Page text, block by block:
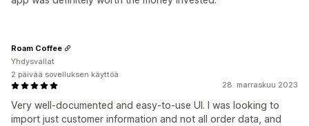
28. marraskuu 2023
Very well-documented and easy-to-use UI. I was looking to
import just customer information and not all order data, and
Roam Coffee
Yhdysvallat
2 päivää sovelluksen käyttöä